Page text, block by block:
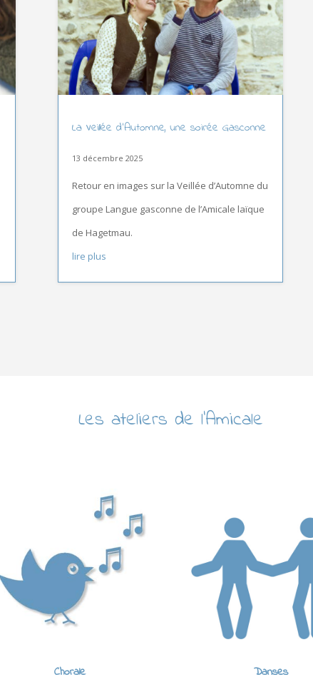
La Veillée d’Automne, une soirée Gasconne
13 décembre 2025
Retour en images sur la Veillée d’Automne du
groupe Langue gasconne de l’Amicale laïque
de Hagetmau.
lire plus
Les ateliers de l’Amicale
Chorale Danses